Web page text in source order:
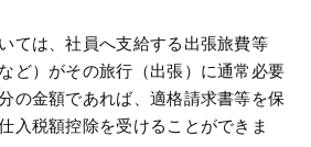
ては、社員へ支給する出張旅費等
ど）がその旅行（出張）に通常必要
の金額であれば、適格請求書等を保
入税額控除を受けることができま